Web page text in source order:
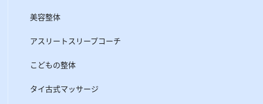
美容整体
アスリートスリープコーチ
こどもの整体
タイ古式マッサージ